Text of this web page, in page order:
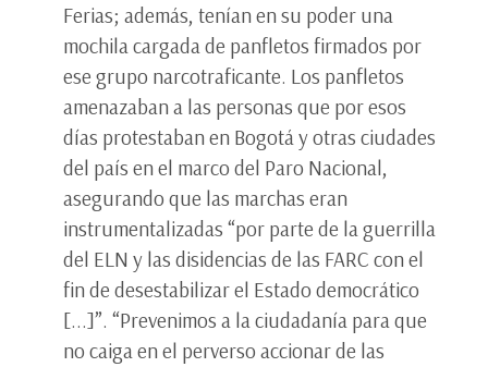
Ferias; además, tenían en su poder una
mochila cargada de panfletos firmados por
ese grupo narcotraficante. Los panfletos
amenazaban a las personas que por esos
días protestaban en Bogotá y otras ciudades
del país en el marco del Paro Nacional,
asegurando que las marchas eran
instrumentalizadas “por parte de la guerrilla
del ELN y las disidencias de las FARC con el
fin de desestabilizar el Estado democrático
[...]”. “Prevenimos a la ciudadanía para que
no caiga en el perverso accionar de las